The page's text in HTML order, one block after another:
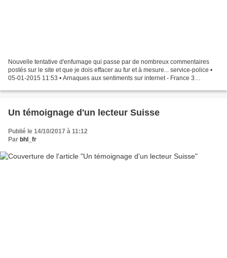
Nouvelle tentative d'enfumage qui passe par de nombreux commentaires
postés sur le site et que je dois effacer au fur et à mesure... service-police •
05-01-2015 11:53 • Arnaques aux sentiments sur internet - France 3
Un témoignage d'un lecteur Suisse
Publié le 14/10/2017 à 11:12
Par bhl_fr